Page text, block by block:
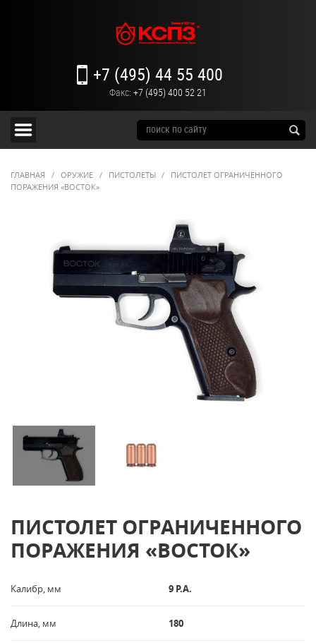
+7 (495) 44 55 400
Факс: +7 (495) 400 52 21
ГЛАВНАЯ / ОРУЖИЕ / ПИСТОЛЕТЫ /
ПИСТОЛЕТ ОГРАНИЧЕННОГО
ПОРАЖЕНИЯ «ВОСТОК»
ПИСТОЛЕТ ОГРАНИЧЕННОГО
ПОРАЖЕНИЯ «ВОСТОК»
Калибр, мм 9 Р.А.
Длина, мм 180